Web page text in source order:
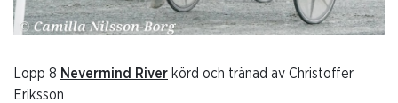
Lopp 8 Nevermind River körd och tränad av Christoffer
Eriksson